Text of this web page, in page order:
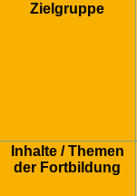
Zielgruppe
Inhalte / Themen
der Fortbildung